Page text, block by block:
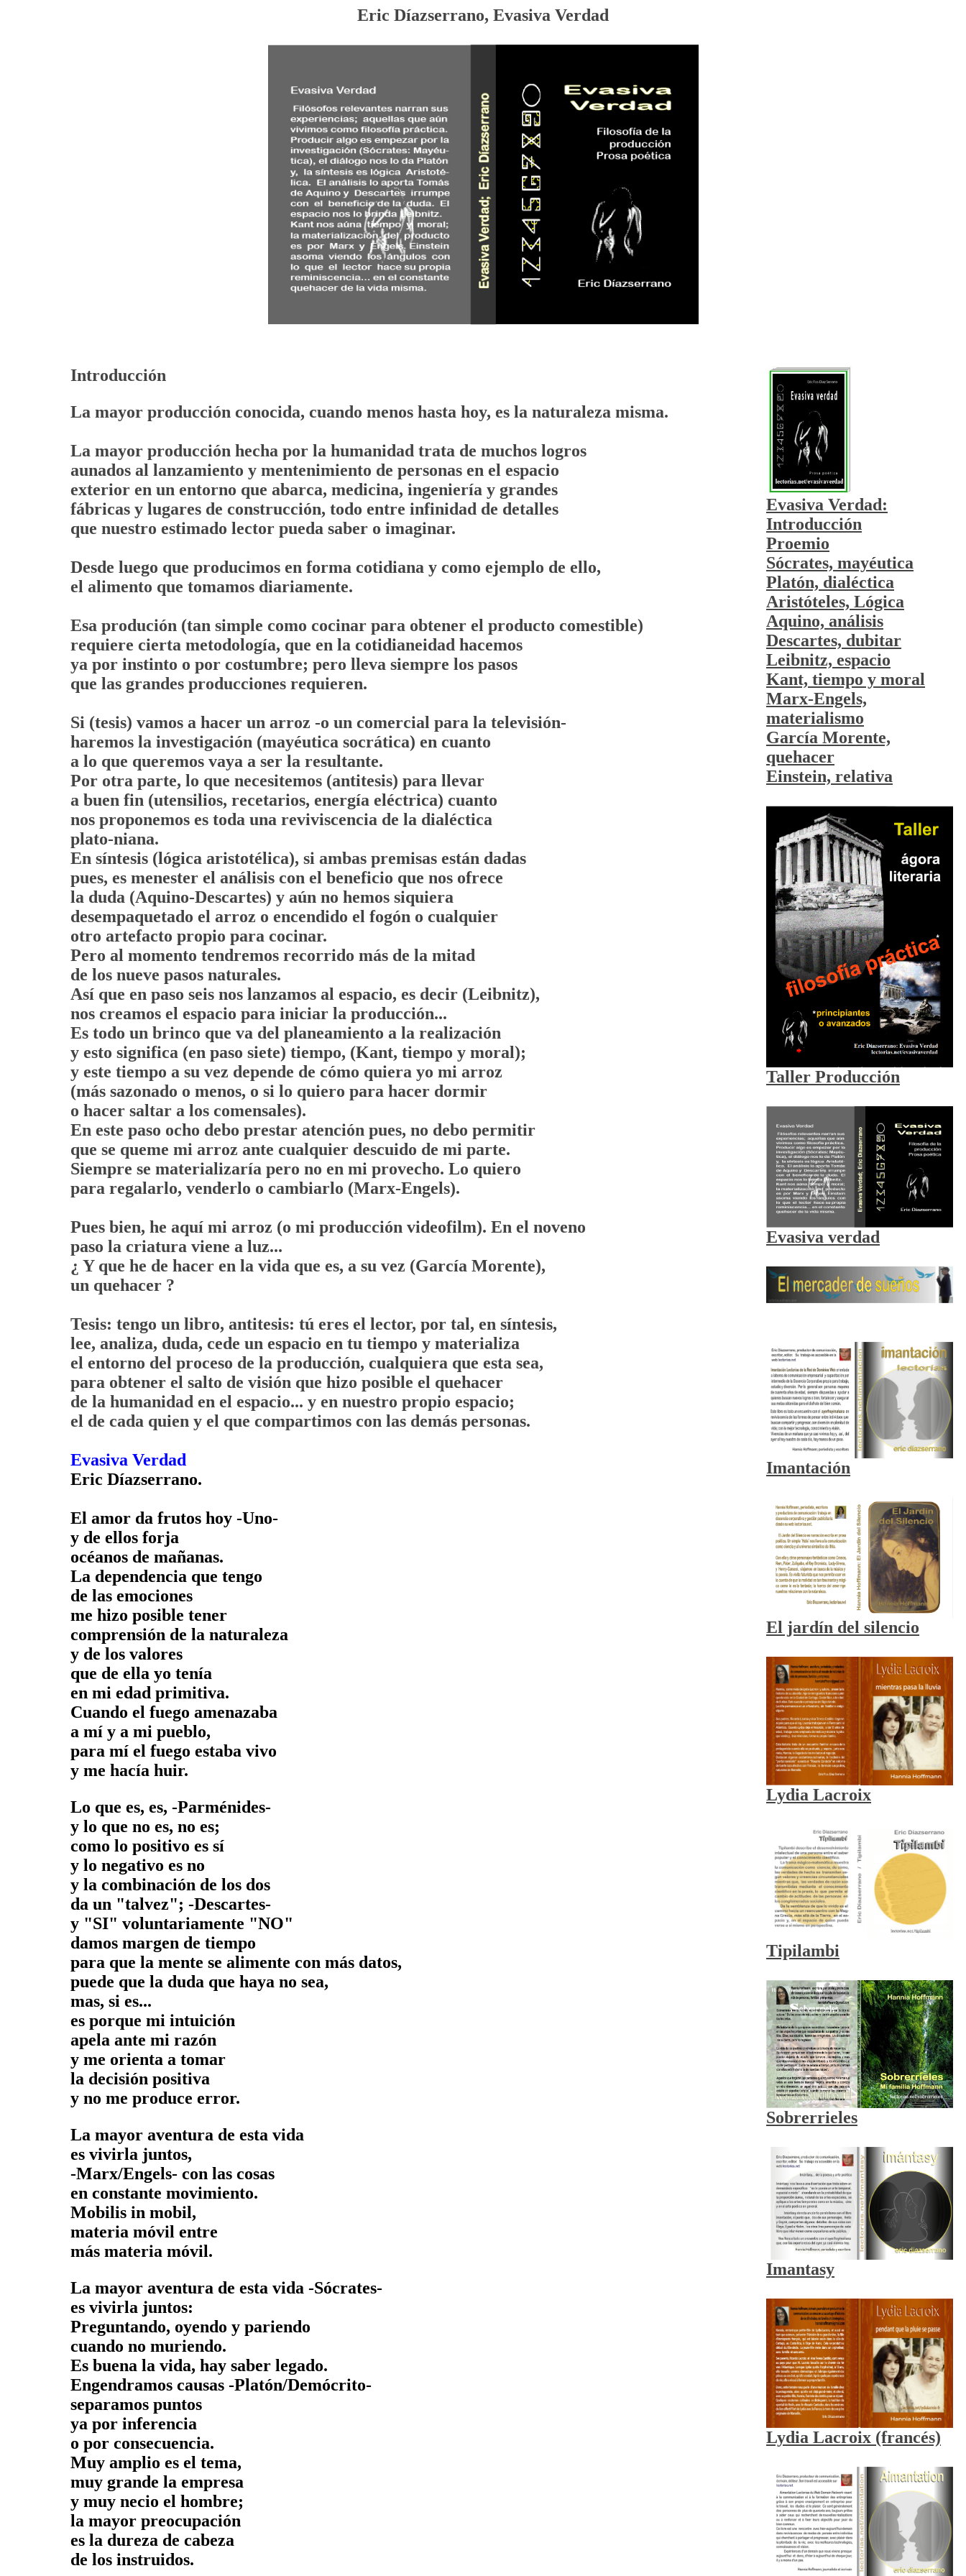
Eric Díazserrano, Evasiva Verdad
Introducción
La mayor producción conocida, cuando menos hasta hoy, es la naturaleza misma.
La mayor producción hecha por la humanidad trata de muchos logros
aunados al lanzamiento y mentenimiento de personas en el espacio
exterior en un entorno que abarca, medicina, ingeniería y grandes
fábricas y lugares de construcción, todo entre infinidad de detalles
que nuestro estimado lector pueda saber o imaginar.
Desde luego que producimos en forma cotidiana y como ejemplo de ello,
el alimento que tomamos diariamente.
Esa produción (tan simple como cocinar para obtener el producto comestible)
requiere cierta metodología, que en la cotidianeidad hacemos
ya por instinto o por costumbre; pero lleva siempre los pasos
que las grandes producciones requieren.
Si (tesis) vamos a hacer un arroz -o un comercial para la televisión-
haremos la investigación (mayéutica socrática) en cuanto
a lo que queremos vaya a ser la resultante.
Por otra parte, lo que necesitemos (antitesis) para llevar
a buen fin (utensilios, recetarios, energía eléctrica) cuanto
nos proponemos es toda una reviviscencia de la dialéctica
plato-niana.
En síntesis (lógica aristotélica), si ambas premisas están dadas
pues, es menester el análisis con el beneficio que nos ofrece
la duda (Aquino-Descartes) y aún no hemos siquiera
desempaquetado el arroz o encendido el fogón o cualquier
otro artefacto propio para cocinar.
Pero al momento tendremos recorrido más de la mitad
de los nueve pasos naturales.
Así que en paso seis nos lanzamos al espacio, es decir (Leibnitz),
nos creamos el espacio para iniciar la producción...
Es todo un brinco que va del planeamiento a la realización
y esto significa (en paso siete) tiempo, (Kant, tiempo y moral);
y este tiempo a su vez depende de cómo quiera yo mi arroz
(más sazonado o menos, o si lo quiero para hacer dormir
o hacer saltar a los comensales).
En este paso ocho debo prestar atención pues, no debo permitir
que se queme mi arroz ante cualquier descuido de mi parte.
Siempre se materializaría pero no en mi provecho. Lo quiero
para regalarlo, venderlo o cambiarlo (Marx-Engels).
Pues bien, he aquí mi arroz (o mi producción videofilm). En el noveno
paso la criatura viene a luz...
¿ Y que he de hacer en la vida que es, a su vez (García Morente),
un quehacer ?
Tesis: tengo un libro, antitesis: tú eres el lector, por tal, en síntesis,
lee, analiza, duda, cede un espacio en tu tiempo y materializa
el entorno del proceso de la producción, cualquiera que esta sea,
para obtener el salto de visión que hizo posible el quehacer
de la humanidad en el espacio... y en nuestro propio espacio;
el de cada quien y el que compartimos con las demás personas.
Evasiva Verdad
Eric Díazserrano.
El amor da frutos hoy -Uno-
y de ellos forja
océanos de mañanas.
La dependencia que tengo
de las emociones
me hizo posible tener
comprensión de la naturaleza
y de los valores
que de ella yo tenía
en mi edad primitiva.
Cuando el fuego amenazaba
a mí y a mi pueblo,
para mí el fuego estaba vivo
y me hacía huir.
Lo que es, es, -Parménides-
y lo que no es, no es;
como lo positivo es sí
y lo negativo es no
y la combinación de los dos
da un "talvez"; -Descartes-
y "SI" voluntariamente "NO"
damos margen de tiempo
para que la mente se alimente con más datos,
puede que la duda que haya no sea,
mas, si es...
es porque mi intuición
apela ante mi razón
y me orienta a tomar
la decisión positiva
y no me produce error.
La mayor aventura de esta vida
es vivirla juntos,
-Marx/Engels- con las cosas
en constante movimiento.
Mobilis in mobil,
materia móvil entre
más materia móvil.
La mayor aventura de esta vida -Sócrates-
es vivirla juntos:
Preguntando, oyendo y pariendo
cuando no muriendo.
Es buena la vida, hay saber legado.
Engendramos causas -Platón/Demócrito-
separamos puntos
ya por inferencia
o por consecuencia.
Muy amplio es el tema,
muy grande la empresa
y muy necio el hombre;
la mayor preocupación
es la dureza de cabeza
de los instruidos.
Evasiva Verdad:
Introducción
Proemio
Sócrates, mayéutica
Platón, dialéctica
Aristóteles, Lógica
Aquino, análisis
Descartes, dubitar
Leibnitz, espacio
Kant, tiempo y moral
Marx-Engels,
materialismo
García Morente,
quehacer
Einstein, relativa
Taller Producción
Evasiva verdad
Imantación
El jardín del silencio
Lydia Lacroix
Tipilambi
Sobrerrieles
Imantasy
Lydia Lacroix (francés)